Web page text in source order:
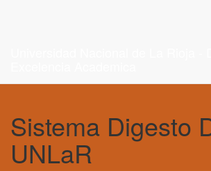
Sistema Digesto
UNLaR